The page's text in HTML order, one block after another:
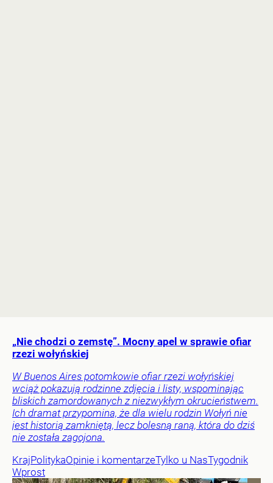
„Nie chodzi o zemstę”. Mocny apel w sprawie ofiar
rzezi wołyńskiej
W Buenos Aires potomkowie ofiar rzezi wołyńskiej
wciąż pokazują rodzinne zdjęcia i listy, wspominając
bliskich zamordowanych z niezwykłym okrucieństwem.
Ich dramat przypomina, że dla wielu rodzin Wołyń nie
jest historią zamkniętą, lecz bolesną raną, która do dziś
nie została zagojona.
KrajPolitykaOpinie i komentarzeTylko u NasTygodnik
Wprost